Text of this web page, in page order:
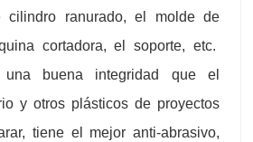
ranurado, el molde de
cortadora, el soporte, etc.
una buena integridad que el
y otros plásticos de proyectos
tiene el mejor anti-abrasivo,